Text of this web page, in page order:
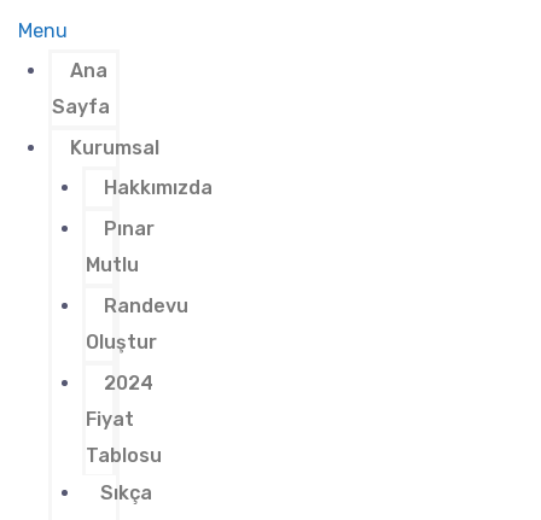
Menu
Ana
Sayfa
Kurumsal
Hakkımızda
Pınar
Mutlu
Randevu
Oluştur
2024
Fiyat
Tablosu
Sıkça